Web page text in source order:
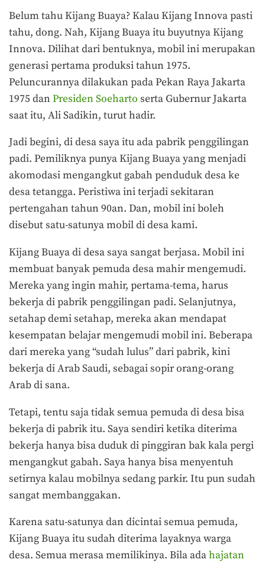
Belum tahu Kijang Buaya? Kalau Kijang Innova pasti
tahu, dong. Nah, Kijang Buaya itu buyutnya Kijang
Innova. Dilihat dari bentuknya, mobil ini merupakan
generasi pertama produksi tahun 1975.
Peluncurannya dilakukan pada Pekan Raya Jakarta
1975 dan Presiden Soeharto serta Gubernur Jakarta
saat itu, Ali Sadikin, turut hadir.
Jadi begini, di desa saya itu ada pabrik penggilingan
padi. Pemiliknya punya Kijang Buaya yang menjadi
akomodasi mengangkut gabah penduduk desa ke
desa tetangga. Peristiwa ini terjadi sekitaran
pertengahan tahun 90an. Dan, mobil ini boleh
disebut satu-satunya mobil di desa kami.
Kijang Buaya di desa saya sangat berjasa. Mobil ini
membuat banyak pemuda desa mahir mengemudi.
Mereka yang ingin mahir, pertama-tema, harus
bekerja di pabrik penggilingan padi. Selanjutnya,
setahap demi setahap, mereka akan mendapat
kesempatan belajar mengemudi mobil ini. Beberapa
dari mereka yang “sudah lulus” dari pabrik, kini
bekerja di Arab Saudi, sebagai sopir orang-orang
Arab di sana.
Tetapi, tentu saja tidak semua pemuda di desa bisa
bekerja di pabrik itu. Saya sendiri ketika diterima
bekerja hanya bisa duduk di pinggiran bak kala pergi
mengangkut gabah. Saya hanya bisa menyentuh
setirnya kalau mobilnya sedang parkir. Itu pun sudah
sangat membanggakan.
Karena satu-satunya dan dicintai semua pemuda,
Kijang Buaya itu sudah diterima layaknya warga
desa. Semua merasa memilikinya. Bila adahajatan